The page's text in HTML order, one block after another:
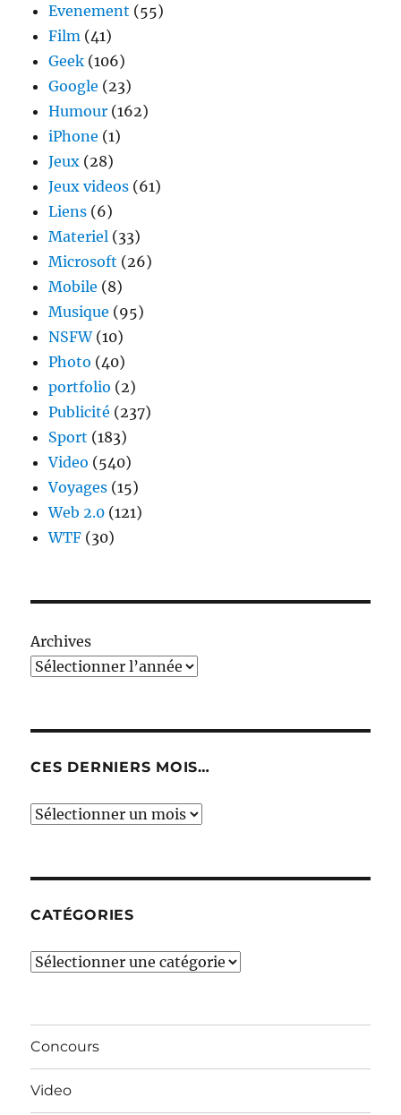
Evenement (55)
Film (41)
Geek (106)
Google (23)
Humour (162)
iPhone (1)
Jeux (28)
Jeux videos (61)
Liens (6)
Materiel (33)
Microsoft (26)
Mobile (8)
Musique (95)
NSFW(10)
Photo (40)
portfolio (2)
Publicité (237)
Sport (183)
Video (540)
Voyages (15)
Web 2.0 (121)
WTF (30)
Archives
CES DERNIERS MOIS…
Ces
CATÉGORIES
Catégories
Concours
Video